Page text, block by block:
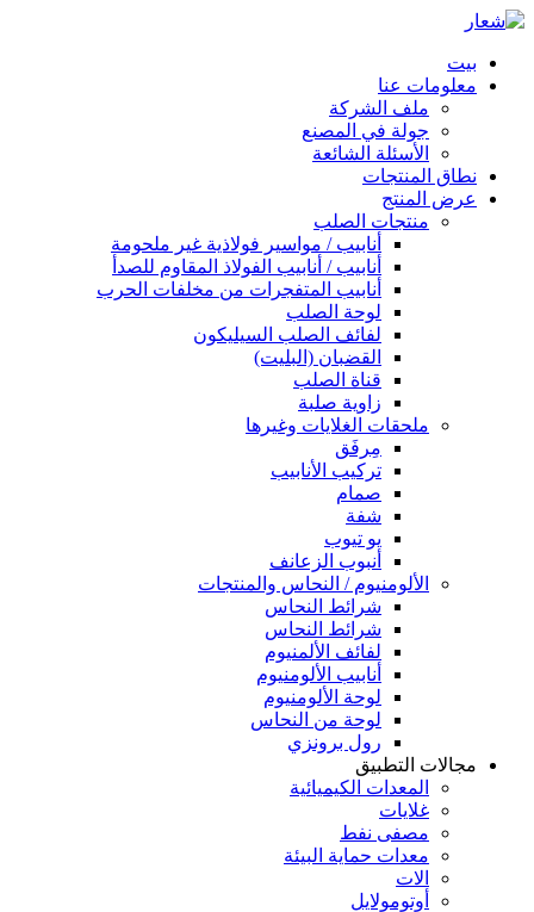
بيت
معلومات عنا
ملف الشركة
جولة في المصنع
الأسئلة الشائعة
نطاق المنتجات
عرض المنتج
منتجات الصلب
أنابيب / مواسير فولاذية غير ملحومة
أنابيب / أنابيب الفولاذ المقاوم للصدأ
أنابيب المتفجرات من مخلفات الحرب
لوحة الصلب
لفائف الصلب السيليكون
القضبان (البليت)
قناة الصلب
زاوية صلبة
ملحقات الغلايات وغيرها
مِرفَق
تركيب الأنابيب
صمام
شفة
يو تيوب
أنبوب الزعانف
الألومنيوم / النحاس والمنتجات
شرائط النحاس
شرائط النحاس
لفائف الألمنيوم
أنابيب الألومنيوم
لوحة الألومنيوم
لوحة من النحاس
رول برونزي
مجالات التطبيق
المعدات الكيميائية
غلايات
مصفى نفط
معدات حماية البيئة
الات
أوتومولايل